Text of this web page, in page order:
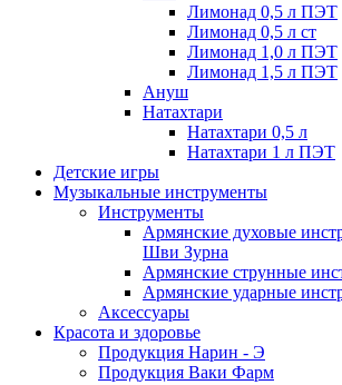
Лимонад 0,5 л ПЭТ
Лимонад 0,5 л ст
Лимонад 1,0 л ПЭТ
Лимонад 1,5 л ПЭТ
Ануш
Натахтари
Натахтари 0,5 л
Натахтари 1 л ПЭТ
Детские игры
Музыкальные инструменты
Инструменты
Армянские духовые
Шви Зурна
Армянские струнные
Армянские ударные
Аксессуары
Красота и здоровье
Продукция Нарин - Э
Продукция Ваки Фарм